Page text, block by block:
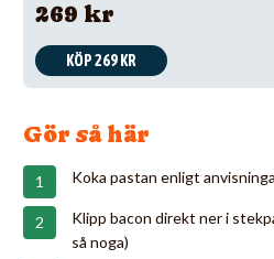
269 kr
KÖP 269 KR
Gör så här
Koka pastan enligt
Klipp bacon direkt ner i
så noga)